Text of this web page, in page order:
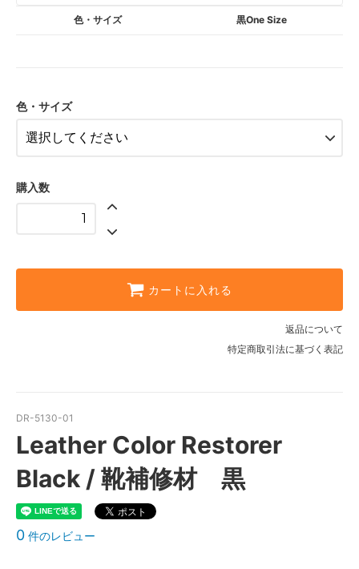
色・サイズ 黒One Size
色・サイズ
購入数
カートに入れる
返品について
特定商取引法に基づく表記
DR-5130-01
Leather Color Restorer
Black / 靴補修材 黒
0 件のレビュー